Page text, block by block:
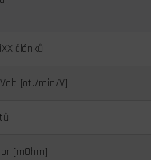
článků
[ot./min/V]
[mOhm]